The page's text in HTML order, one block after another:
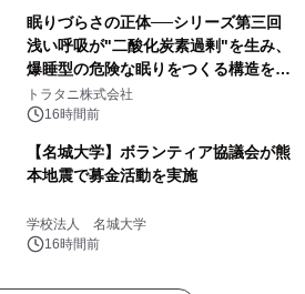
眠りづらさの正体──シリーズ第三回
浅い呼吸が"二酸化炭素過剰"を生み、
爆睡型の危険な眠りをつくる構造を解
説
トラタニ株式会社
16時間前
【名城大学】ボランティア協議会が熊
本地震で募金活動を実施
学校法人 名城大学
16時間前